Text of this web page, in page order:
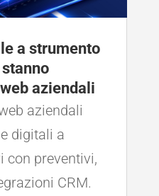
a strumento
aziendali
aziendali
digitali a
con preventivi,
CRM.